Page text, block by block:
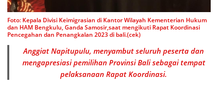
Foto: Kepala Divisi Keimigrasian di Kantor Wilayah Kementerian Hukum
dan HAM Bengkulu, Ganda Samosir,saat mengikuti Rapat Koordinasi
Pencegahan dan Penangkalan 2023 di bali.(cek)
Anggiat Napitupulu, menyambut seluruh peserta dan
mengapresiasi pemilihan Provinsi Bali sebagai tempat
pelaksanaan Rapat Koordinasi.